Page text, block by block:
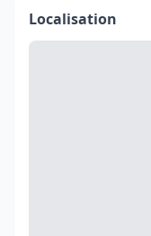
Localisation